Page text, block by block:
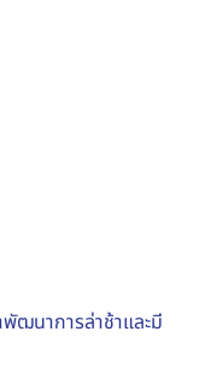
ฒนาการล่าช้าและมี